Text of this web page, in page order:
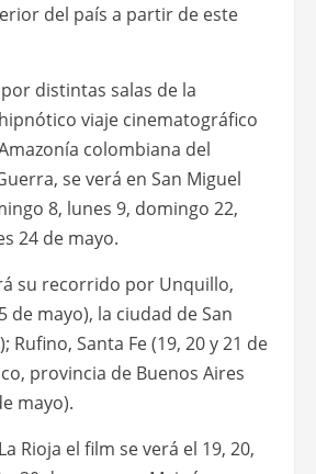
del país a partir de este
distintas salas de la
viaje cinematográfico
colombiana del
se verá en San Miguel
8, lunes 9, domingo 22,
24 de mayo.
su recorrido por Unquillo,
de mayo), la ciudad de San
Rufino, Santa Fe (19, 20 y 21 de
provincia de Buenos Aires
mayo).
Rioja el film se verá el 19, 20,